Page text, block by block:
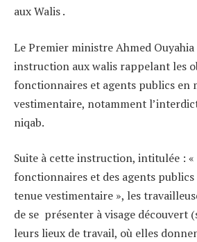
aux Walis .
Le Premier ministre Ahmed Ouyahia
instruction aux walis rappelant les
fonctionnaires et agents publics en
vestimentaire, notamment
niqab.
Suite à cette instruction, intitulée : «
fonctionnaires et des agents
tenue vestimentaire », les
de se présenter à visage découvert
leurs lieux de travail, où elles